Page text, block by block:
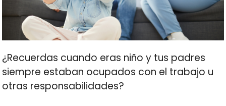
¿Recuerdas cuando eras niño y tus padres
siempre estaban ocupados con el trabajo u
otras responsabilidades?